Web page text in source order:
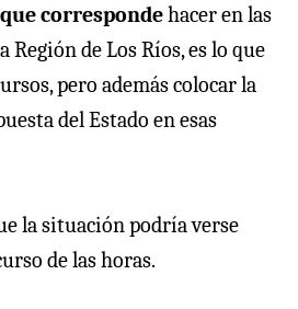
correspondehacer en las
Región de Los Ríos, es lo que
pero además colocar la
del Estado en esas
la situación podría verse
de las horas.